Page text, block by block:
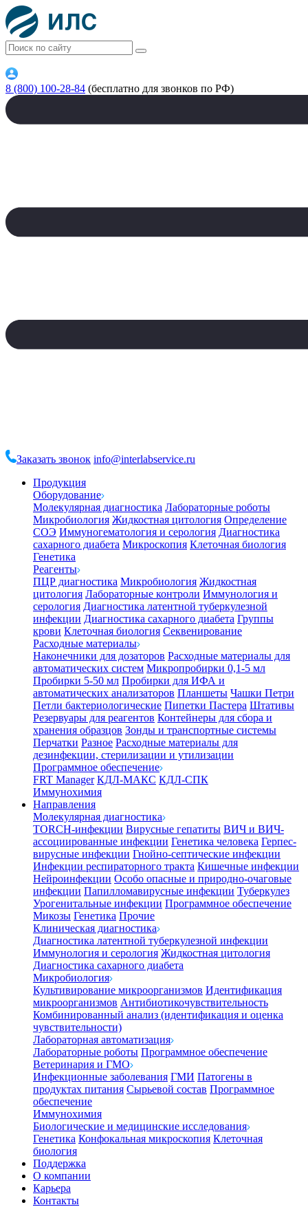
8 (800) 100-28-84 (бесплатно для звонков по РФ)
Заказать звонок info@interlabservice.ru
Продукция
Оборудование
Молекулярная диагностика Лабораторные роботы
Микробиология Жидкостная цитология Определение
СОЭ Иммуногематология и серология Диагностика
сахарного диабета Микроскопия Клеточная биология
Генетика
Реагенты
ПЦР диагностика Микробиология Жидкостная
цитология Лабораторные контроли Иммунология и
серология Диагностика латентной туберкулезной
инфекции Диагностика сахарного диабета Группы
крови Клеточная биология Секвенирование
Расходные материалы
Наконечники для дозаторов Расходные материалы для
автоматических систем Микропробирки 0,1-5 мл
Пробирки 5-50 мл Пробирки для ИФА и
автоматических анализаторов Планшеты Чашки Петри
Петли бактериологические Пипетки Пастера Штативы
Резервуары для реагентов Контейнеры для сбора и
хранения образцов Зонды и транспортные системы
Перчатки Разное Расходные материалы для
дезинфекции, стерилизации и утилизации
Программное обеспечение
FRT Manager КДЛ-МАКС КДЛ-СПК
Иммунохимия
Направления
Молекулярная диагностика
TORCH-инфекции Вирусные гепатиты ВИЧ и ВИЧ-
ассоциированные инфекции Генетика человека Герпес-
вирусные инфекции Гнойно-септические инфекции
Инфекции респираторного тракта Кишечные инфекции
Нейроинфекции Особо опасные и природно-очаговые
инфекции Папилломавирусные инфекции Туберкулез
Урогенитальные инфекции Программное обеспечение
Микозы Генетика Прочие
Клиническая диагностика
Диагностика латентной туберкулезной инфекции
Иммунология и серология Жидкостная цитология
Диагностика сахарного диабета
Микробиология
Культивирование микроорганизмов Идентификация
микроорганизмов Антибиотикочувствительность
Комбинированный анализ (идентификация и оценка
чувствительности)
Лабораторная автоматизация
Лабораторные роботы Программное обеспечение
Ветеринария и ГМО
Инфекционные заболевания ГМИ Патогены в
продуктах питания Сырьевой состав Программное
обеспечение
Иммунохимия
Биологические и медицинские исследования
Генетика Конфокальная микроскопия Клеточная
биология
Поддержка
О компании
Карьера
Контакты